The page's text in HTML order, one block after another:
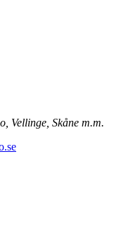
Vellinge, Skåne m.m.